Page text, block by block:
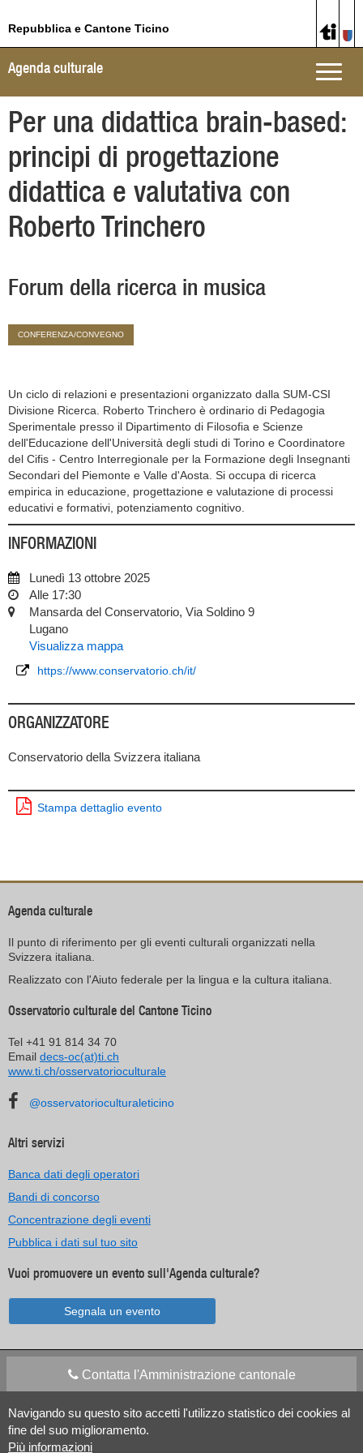
Navigando su questo sito accetti l'utilizzo statistico dei cookies al
fine del suo miglioramento.
Più informazioni
Repubblica e Cantone Ticino
Toggle
Agenda culturale
Per una didattica brain-based:
principi di progettazione
didattica e valutativa con
Roberto Trinchero
Forum della ricerca in musica
CONFERENZA/CONVEGNO
Un ciclo di relazioni e presentazioni organizzato dalla SUM-CSI
Divisione Ricerca. Roberto Trinchero è ordinario di Pedagogia
Sperimentale presso il Dipartimento di Filosofia e Scienze
dell'Educazione dell'Università degli studi di Torino e Coordinatore
del Cifis - Centro Interregionale per la Formazione degli Insegnanti
Secondari del Piemonte e Valle d'Aosta. Si occupa di ricerca
empirica in educazione, progettazione e valutazione di processi
educativi e formativi, potenziamento cognitivo.
INFORMAZIONI
Lunedì 13 ottobre 2025
Alle 17:30
Mansarda del Conservatorio, Via Soldino 9
Lugano
Visualizza mappa
https://www.conservatorio.ch/it/
ORGANIZZATORE
Conservatorio della Svizzera italiana
Stampa dettaglio evento
Agenda culturale
Il punto di riferimento per gli eventi culturali organizzati nella
Svizzera italiana.
Realizzato con l'Aiuto federale per la lingua e la cultura italiana.
Osservatorio culturale del Cantone Ticino
Tel +41 91 814 34 70
Email decs-oc(at)ti.ch
www.ti.ch/osservatorioculturale
@osservatorioculturaleticino
Altri servizi
Banca dati degli operatori
Bandi di concorso
Concentrazione degli eventi
Pubblica i dati sul tuo sito
Vuoi promuovere un evento sull'Agenda culturale?
Segnala un evento
Contatta l'Amministrazione cantonale
Apps Mobile Social media